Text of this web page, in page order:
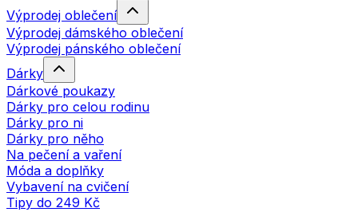
Výprodej oblečení
Výprodej dámského oblečení
Výprodej pánského oblečení
Dárky
Dárkové poukazy
Dárky pro celou rodinu
Dárky pro ni
Dárky pro něho
Na pečení a vaření
Móda a doplňky
Vybavení na cvičení
Tipy do 249 Kč